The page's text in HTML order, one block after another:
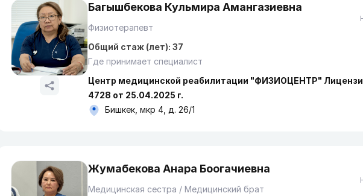
Багышбекова Кульмира Амангазиевна
Физиотерапевт
Общий стаж (лет): 37
Где принимает специалист
Центр медицинской реабилитации "ФИЗИОЦЕНТР"
4728 от 25.04.2025 г.
Бишкек, мкр 4, д. 26/1
Жумабекова Анара Боогачиевна
Медицинская сестра / Медицинский брат